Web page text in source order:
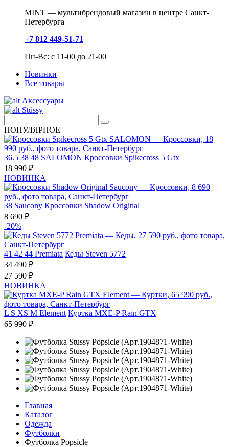
MINT — мультибрендовый магазин в центре Санкт-
Петербурга
+7 812 449-51-71
Пн-Вс: с 11-00 до 21-00
Новинки
Все товары
Аксессуары
Stüssy
ПОПУЛЯРНОЕ
36.5 38 48 SALOMON Кроссовки Spikecross 5 Gtx
18 990 ₽
НОВИНКА
38 Saucony Кроссовки Shadow Original
8 690 ₽
-20%
41 42 44 Premiata Кеды Steven 5772
34 490 ₽
27 590 ₽
НОВИНКА
L S XS M Element Куртка MXE-P Rain GTX
65 990 ₽
Главная
Каталог
Одежда
Футболки
Футболка Popsicle